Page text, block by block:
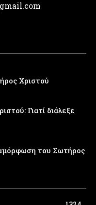
Χριστού
Γιατί διάλεξε
του Σωτήρος